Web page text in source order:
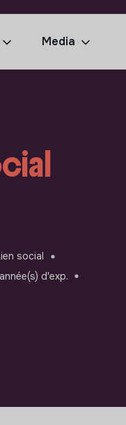
Media
social
d'exp.